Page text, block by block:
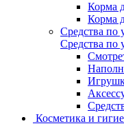
Корма
Корма
Средства по
Средства по
Косметика и